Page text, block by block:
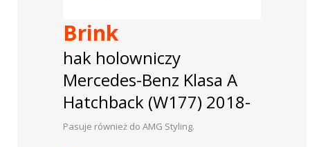
Brink
hak holowniczy
Mercedes-Benz Klasa A
Hatchback (W177) 2018-
Pasuje również do AMG Styling.